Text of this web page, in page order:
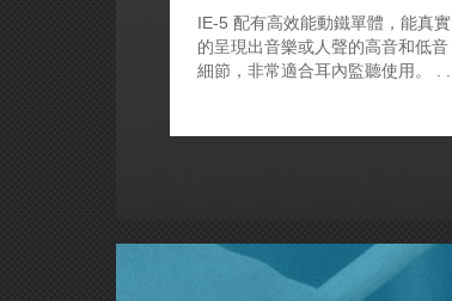
IE-5 配有高效能動鐵單體，能真實
的呈現出音樂或人聲的高音和低音
細節，非常適合耳內監聽使用。